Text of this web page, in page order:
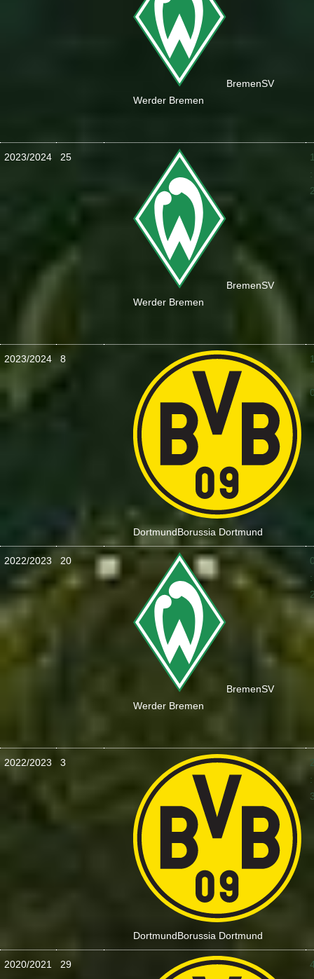
BremenSV
Werder Bremen
2023/2024 25
BremenSV
Werder Bremen
:
2023/2024 8
DortmundBorussia Dortmund
:
2022/2023 20
BremenSV
Werder Bremen
:
2022/2023 3
DortmundBorussia Dortmund
:
2020/2021 29